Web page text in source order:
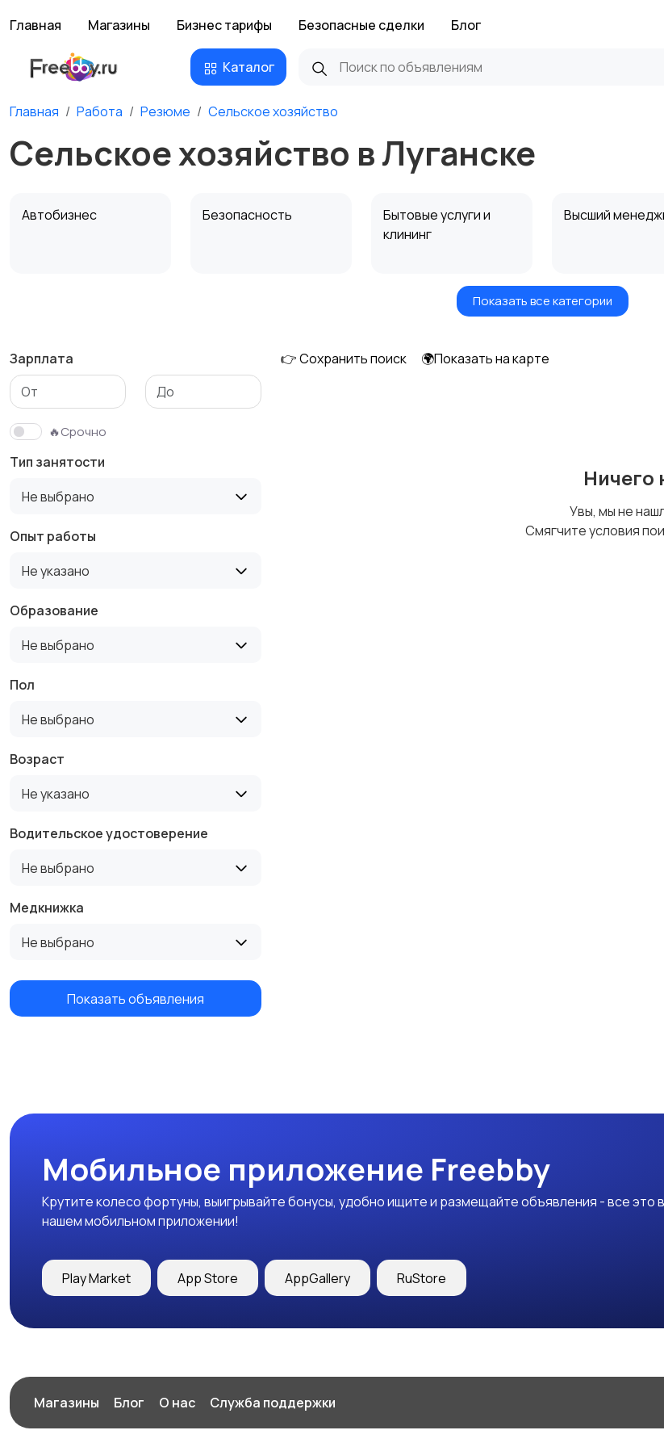
Главная Магазины Бизнес тарифы Безопасные сделки Блог
Каталог
Главная Работа Резюме Сельское хозяйство
Сельское хозяйство в Луганске
Автобизнес Безопасность
Бытовые услуги и
клининг
Высший
Информационные
Искусство и
Медицина Начало карьеры
Производство
Рестораны и
Показать все категории
Зарплата
🔥Срочно
Тип занятости
Не выбрано
Опыт работы
Не указано
Образование
Не выбрано
Пол
Не выбрано
Возраст
Не указано
Водительское удостоверение
Не выбрано
Медкнижка
Не выбрано
Показать объявления
👉 Сохранить поиск 🌍Показать на карте
Ничего
Увы, мы не
Смягчите условия
Мобильное приложение Freebby
Крутите колесо фортуны, выигрывайте бонусы, удобно ищите и размещайте объявления - все это в
нашем мобильном приложении!
Play Market App Store AppGallery RuStore
Магазины Блог О нас Служба поддержки